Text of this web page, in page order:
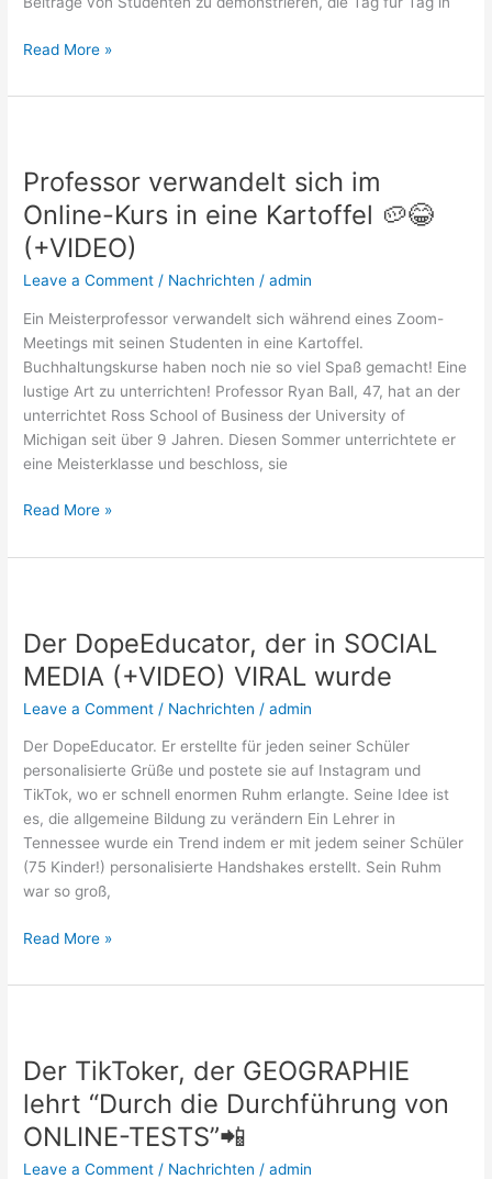
Read More »
Professor verwandelt sich im
Online-Kurs in eine Kartoffel 🥔😂
(+VIDEO)
Leave a Comment / Nachrichten /admin
Ein Meisterprofessor verwandelt sich während eines Zoom-
Meetings mit seinen Studenten in eine Kartoffel.
Buchhaltungskurse haben noch nie so viel Spaß gemacht! Eine
lustige Art zu unterrichten! Professor Ryan Ball, 47, hat an der
unterrichtet Ross School of Business der University of
Michigan seit über 9 Jahren. Diesen Sommer unterrichtete er
eine Meisterklasse und beschloss, sie
sich
im
Online-
Kurs
in
Kartoffel
🥔
😂
(+VIDEO)
Read More »
Der DopeEducator, der in SOCIAL
MEDIA (+VIDEO) VIRAL wurde
Leave a Comment / Nachrichten /admin
Der DopeEducator. Er erstellte für jeden seiner Schüler
personalisierte Grüße und postete sie auf Instagram und
TikTok, wo er schnell enormen Ruhm erlangte. Seine Idee ist
es, die allgemeine Bildung zu verändern Ein Lehrer in
Tennessee wurde ein Trend indem er mit jedem seiner Schüler
(75 Kinder!) personalisierte Handshakes erstellt. Sein Ruhm
war so groß,
der
in
SOCIAL
MEDIA
(+VIDEO)
wurde
Read More »
Der TikToker, der GEOGRAPHIE
lehrt “Durch die Durchführung von
ONLINE-TESTS”📲
Leave a Comment / Nachrichten /admin
der
GEOGRAPHIE
lehrt
“Durch
die